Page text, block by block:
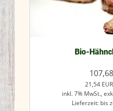
Bio-
107,68
21,54 EUR
inkl. 7% MwSt.,
Lieferzeit: bis